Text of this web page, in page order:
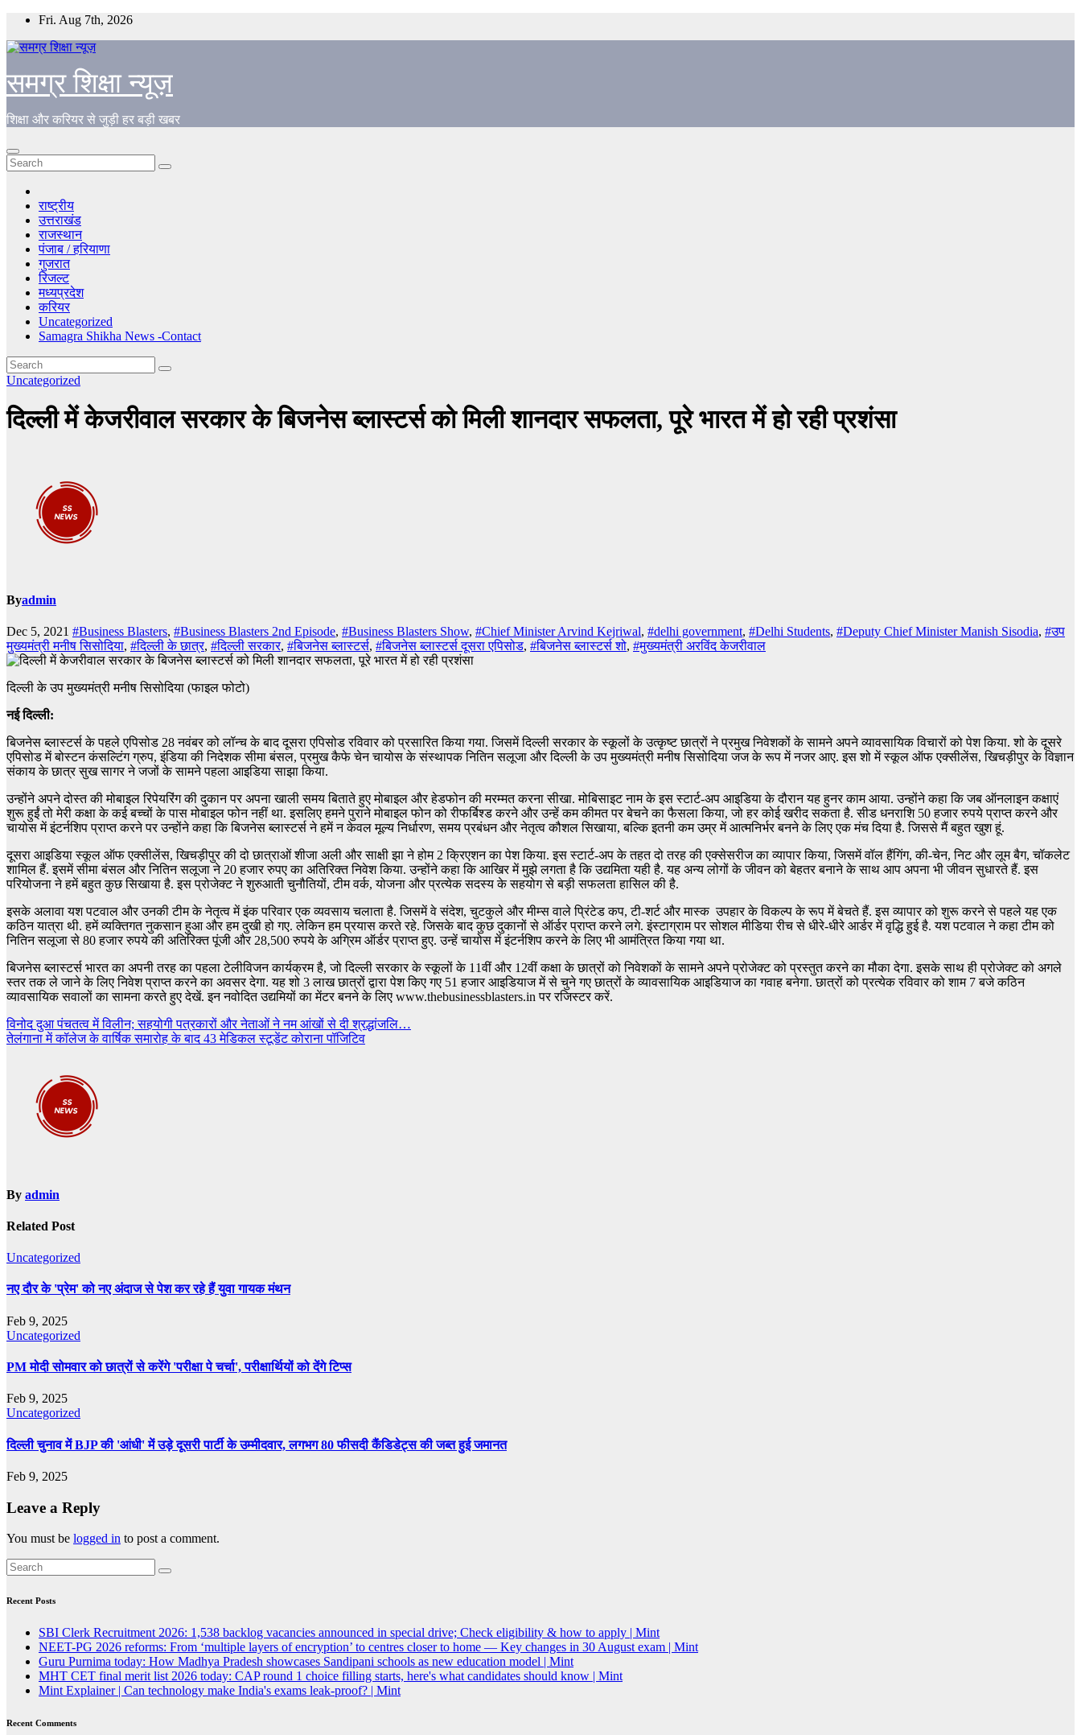
Skip
content
Fri. Aug 7th, 2026
समग्र शिक्षा न्यूज़
शिक्षा और करियर से जुड़ी हर बड़ी खबर
राष्ट्रीय
उत्तराखंड
राजस्थान
पंजाब / हरियाणा
गुजरात
रिजल्ट
मध्यप्रदेश
करियर
Uncategorized
Samagra Shikha News -Contact
Uncategorized
दिल्ली में केजरीवाल सरकार के बिजनेस ब्लास्टर्स को मिली शानदार सफलता, पूरे भारत में हो रही प्रशंसा
Byadmin
Dec 5, 2021 #Business Blasters, #Business Blasters 2nd Episode, #Business Blasters Show, #Chief Minister Arvind Kejriwal, #delhi government, #Delhi Students, #Deputy Chief Minister Manish Sisodia, #उप
मुख्यमंत्री मनीष सिसोदिया, #दिल्ली के छात्र, #दिल्ली सरकार, #बिजनेस ब्लास्टर्स, #बिजनेस ब्लास्टर्स दूसरा एपिसोड, #बिजनेस ब्लास्टर्स शो, #मुख्यमंत्री अरविंद केजरीवाल
दिल्ली के उप मुख्यमंत्री मनीष सिसोदिया (फाइल फोटो)
नई दिल्ली:
बिजनेस ब्लास्टर्स के पहले एपिसोड 28 नवंबर को लॉन्च के बाद दूसरा एपिसोड रविवार को प्रसारित किया गया. जिसमें दिल्ली सरकार के स्कूलों के उत्कृष्ट छात्रों ने प्रमुख निवेशकों के सामने अपने व्यावसायिक विचारों को पेश किया. शो के दूसरे
एपिसोड में बोस्टन कंसल्टिंग ग्रुप, इंडिया की निदेशक सीमा बंसल, प्रमुख कैफे चेन चायोस के संस्थापक नितिन सलूजा और दिल्ली के उप मुख्यमंत्री मनीष सिसोदिया जज के रूप में नजर आए. इस शो में स्कूल ऑफ एक्सीलेंस, खिचड़ीपुर के विज्ञान
संकाय के छात्र सुख सागर ने जजों के सामने पहला आइडिया साझा किया.
उन्होंने अपने दोस्त की मोबाइल रिपेयरिंग की दुकान पर अपना खाली समय बिताते हुए मोबाइल और हेडफोन की मरम्मत करना सीखा. मोबिसाइट नाम के इस स्टार्ट-अप आइडिया के दौरान यह हुनर काम आया. उन्होंने कहा कि जब ऑनलाइन कक्षाएं
शुरू हुईं तो मेरी कक्षा के कई बच्चों के पास मोबाइल फोन नहीं था. इसलिए हमने पुराने मोबाइल फोन को रीफर्बिश्ड करने और उन्हें कम कीमत पर बेचने का फैसला किया, जो हर कोई खरीद सकता है. सीड धनराशि 50 हजार रुपये प्राप्त करने और
चायोस में इंटर्नशिप प्राप्त करने पर उन्होंने कहा कि बिजनेस ब्लास्टर्स ने हमें न केवल मूल्य निर्धारण, समय प्रबंधन और नेतृत्व कौशल सिखाया, बल्कि इतनी कम उम्र में आत्मनिर्भर बनने के लिए एक मंच दिया है. जिससे मैं बहुत खुश हूं.
दूसरा आइडिया स्कूल ऑफ एक्सीलेंस, खिचड़ीपुर की दो छात्राओं शीजा अली और साक्षी झा ने होम 2 क्रिएशन का पेश किया. इस स्टार्ट-अप के तहत दो तरह की एक्सेसरीज का व्यापार किया, जिसमें वॉल हैंगिंग, की-चेन, निट और लूम बैग, चॉकलेट
शामिल हैं. इसमें सीमा बंसल और नितिन सलूजा ने 20 हजार रुपए का अतिरिक्त निवेश किया. उन्होंने कहा कि आखिर में मुझे लगता है कि उद्यमिता यही है. यह अन्य लोगों के जीवन को बेहतर बनाने के साथ आप अपना भी जीवन सुधारते हैं. इस
परियोजना ने हमें बहुत कुछ सिखाया है. इस प्रोजेक्ट ने शुरुआती चुनौतियों, टीम वर्क, योजना और प्रत्येक सदस्य के सहयोग से बड़ी सफलता हासिल की है.
इसके अलावा यश पटवाल और उनकी टीम के नेतृत्व में इंक परिवार एक व्यवसाय चलाता है. जिसमें वे संदेश, चुटकुले और मीम्स वाले प्रिंटेड कप, टी-शर्ट और मास्क उपहार के विकल्प के रूप में बेचते हैं. इस व्यापार को शुरू करने से पहले यह एक
कठिन यात्रा थी. हमें व्यक्तिगत नुकसान हुआ और हम दुखी हो गए. लेकिन हम प्रयास करते रहे. जिसके बाद कुछ दुकानों से ऑर्डर प्राप्त करने लगे. इंस्टाग्राम पर सोशल मीडिया रीच से धीरे-धीरे आर्डर में वृद्धि हुई है. यश पटवाल ने कहा टीम को
नितिन सलूजा से 80 हजार रुपये की अतिरिक्त पूंजी और 28,500 रुपये के अग्रिम ऑर्डर प्राप्त हुए. उन्हें चायोस में इंटर्नशिप करने के लिए भी आमंत्रित किया गया था.
बिजनेस ब्लास्टर्स भारत का अपनी तरह का पहला टेलीविजन कार्यक्रम है, जो दिल्ली सरकार के स्कूलों के 11वीं और 12वीं कक्षा के छात्रों को निवेशकों के सामने अपने प्रोजेक्ट को प्रस्तुत करने का मौका देगा. इसके साथ ही प्रोजेक्ट को अगले
स्तर तक ले जाने के लिए निवेश प्राप्त करने का अवसर देगा. यह शो 3 लाख छात्रों द्वारा पेश किए गए 51 हजार आइडियाज में से चुने गए छात्रों के व्यावसायिक आइडियाज का गवाह बनेगा. छात्रों को प्रत्येक रविवार को शाम 7 बजे कठिन
व्यावसायिक सवालों का सामना करते हुए देखें. इन नवोदित उद्यमियों का मेंटर बनने के लिए www.thebusinessblasters.in पर रजिस्टर करें.
Post
navigation
विनोद दुआ पंचतत्व में विलीन; सहयोगी पत्रकारों और नेताओं ने नम आंखों से दी श्रद्धांजलि…
तेलंगाना में कॉलेज के वार्षिक समारोह के बाद 43 मेडिकल स्‍टूडेंट कोराना पॉजिटिव
By admin
Related Post
Uncategorized
नए दौर के 'प्रेम' को नए अंदाज से पेश कर रहे हैं युवा गायक मंथन
Feb 9, 2025
Uncategorized
PM मोदी सोमवार को छात्रों से करेंगे 'परीक्षा पे चर्चा', परीक्षार्थियों को देंगे टिप्स
Feb 9, 2025
Uncategorized
दिल्ली चुनाव में BJP की 'आंधी' में उड़े दूसरी पार्टी के उम्मीदवार, लगभग 80 फीसदी कैंडिडेट्स की जब्त हुई जमानत
Feb 9, 2025
Leave a Reply
You must be logged in to post a comment.
Recent Posts
SBI Clerk Recruitment 2026: 1,538 backlog vacancies announced in special drive; Check eligibility & how to apply | Mint
NEET-PG 2026 reforms: From ‘multiple layers of encryption’ to centres closer to home — Key changes in 30 August exam | Mint
Guru Purnima today: How Madhya Pradesh showcases Sandipani schools as new education model | Mint
MHT CET final merit list 2026 today: CAP round 1 choice filling starts, here's what candidates should know | Mint
Mint Explainer | Can technology make India's exams leak-proof? | Mint
Recent Comments